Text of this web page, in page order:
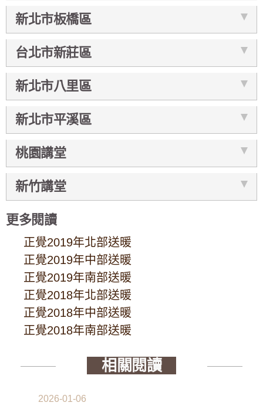
新北市板橋區
台北市新莊區
新北市八里區
新北市平溪區
桃園講堂
新竹講堂
更多閱讀
正覺2019年北部送暖
正覺2019年中部送暖
正覺2019年南部送暖
正覺2018年北部送暖
正覺2018年中部送暖
正覺2018年南部送暖
相關閱讀
2026-01-06